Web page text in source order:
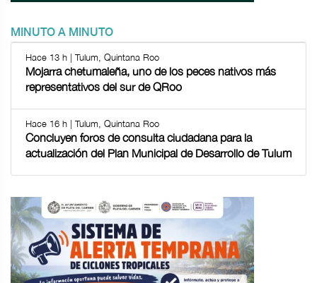
MINUTO A MINUTO
Hace 13 h | Tulum, Quintana Roo
Mojarra chetumaleña, uno de los peces nativos más
representativos del sur de QRoo
Hace 16 h | Tulum, Quintana Roo
Concluyen foros de consulta ciudadana para la
actualización del Plan Municipal de Desarrollo de Tulum